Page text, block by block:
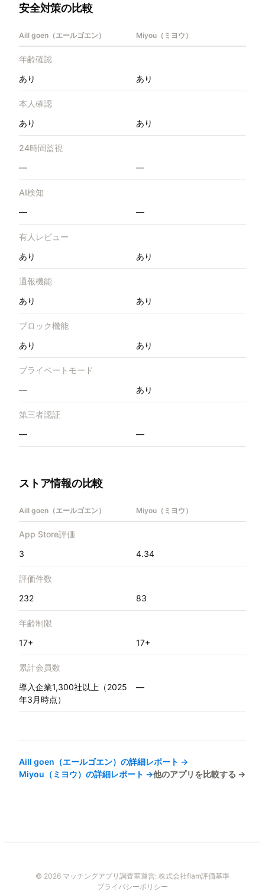
安全対策の比較
Aill goen（エールゴエン） Miyou（ミヨウ）
年齢確認
あり
あり
本人確認
あり
あり
24時間監視
—
—
AI検知
—
—
有人レビュー
あり
あり
通報機能
あり
あり
ブロック機能
あり
あり
プライベートモード
—
あり
第三者認証
—
—
ストア情報の比較
Aill goen（エールゴエン） Miyou（ミヨウ）
App Store評価
3
4.34
評価件数
232
83
年齢制限
17+
17+
累計会員数
導入企業1,300社以上（2025
年3月時点）
—
Aill goen（エールゴエン） の詳細レポート →
Miyou（ミヨウ） の詳細レポート →他のアプリを比較する →
© 2026 マッチングアプリ調査室運営: 株式会社flam評価基準
プライバシーポリシー